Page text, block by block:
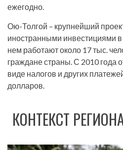
ежегодно.
Ою-Толгой – крупнейший
иностранными инвестициями
нем работают около 17 тыс.
граждане страны. С 2010 года
виде налогов и других
долларов.
КОНТЕКСТ